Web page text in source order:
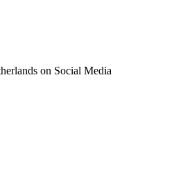
on Social Media